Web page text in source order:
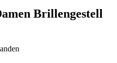
Brillengestell